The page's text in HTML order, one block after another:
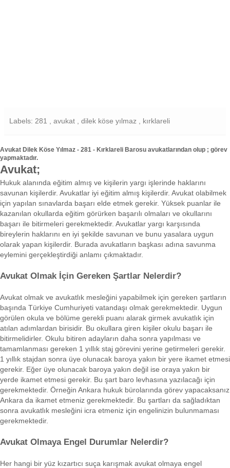
Labels: 281 , avukat , dilek köse yılmaz , kırklareli
Avukat Dilek Köse Yılmaz - 281 - Kırklareli Barosu avukatlarından olup ; görev
yapmaktadır.
Avukat;
Hukuk alanında eğitim almış ve kişilerin yargı işlerinde haklarını
savunan kişilerdir. Avukatlar iyi eğitim almış kişilerdir. Avukat olabilmek
için yapılan sınavlarda başarı elde etmek gerekir. Yüksek puanlar ile
kazanılan okullarda eğitim görürken başarılı olmaları ve okullarını
başarı ile bitirmeleri gerekmektedir. Avukatlar yargı karşısında
bireylerin haklarını en iyi şekilde savunan ve bunu yasalara uygun
olarak yapan kişilerdir. Burada avukatların başkası adına savunma
eylemini gerçekleştirdiği anlamı çıkmaktadır.
Avukat Olmak İçin Gereken Şartlar Nelerdir?
Avukat olmak ve avukatlık mesleğini yapabilmek için gereken şartların
başında Türkiye Cumhuriyeti vatandaşı olmak gerekmektedir. Uygun
görülen okula ve bölüme gerekli puanı alarak girmek avukatlık için
atılan adımlardan birisidir. Bu okullara giren kişiler okulu başarı ile
bitirmelidirler. Okulu bitiren adayların daha sonra yapılması ve
tamamlanması gereken 1 yıllık staj görevini yerine getirmeleri gerekir.
1 yıllık stajdan sonra üye olunacak baroya yakın bir yere ikamet etmesi
gerekir. Eğer üye olunacak baroya yakın değil ise oraya yakın bir
yerde ikamet etmesi gerekir. Bu şart baro levhasına yazılacağı için
gerekmektedir. Örneğin Ankara hukuk bürolarında görev yapacaksanız
Ankara da ikamet etmeniz gerekmektedir. Bu şartları da sağladıktan
sonra avukatlık mesleğini icra etmeniz için engelinizin bulunmaması
gerekmektedir.
Avukat Olmaya Engel Durumlar Nelerdir?
Her hangi bir yüz kızartıcı suça karışmak avukat olmaya engel